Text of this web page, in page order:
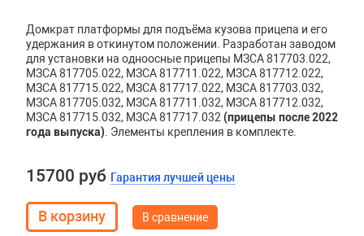
Домкрат платформы для подъёма кузова прицепа и его
удержания в откинутом положении. Разработан заводом
для установки на одноосные прицепы МЗСА 817703.022,
МЗСА 817705.022, МЗСА 817711.022, МЗСА 817712.022,
МЗСА 817715.022, МЗСА 817717.022, МЗСА 817703.032,
МЗСА 817705.032, МЗСА 817711.032, МЗСА 817712.032,
МЗСА 817715.032, МЗСА 817717.032 (прицепы после 2022
года выпуска) . Элементы крепления в комплекте.
15700 руб Гарантия лучшей цены
В сравнение